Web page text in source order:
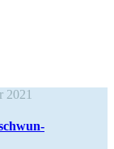
2021